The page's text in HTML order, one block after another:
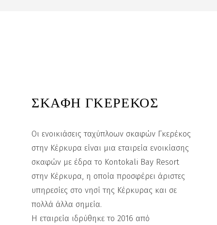
ΣΚΑΦΗ ΓΚΕΡΕΚΟΣ
Οι ενοικιάσεις ταχύπλοων σκαφών Γκερέκος
στην Κέρκυρα είναι μια εταιρεία ενοικίασης
σκαφών με έδρα το Kontokali Bay Resort
στην Κέρκυρα, η οποία προσφέρει άριστες
υπηρεσίες στο νησί της Κέρκυρας και σε
πολλά άλλα σημεία.
Η εταιρεία ιδρύθηκε το 2016 από